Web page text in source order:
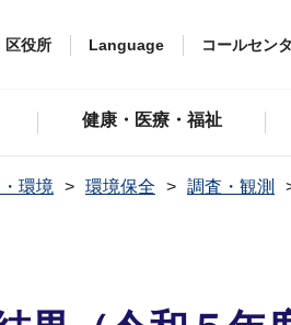
区役所 Language コールセン
健康・医療・福祉
環境 環境保全 調査・観測